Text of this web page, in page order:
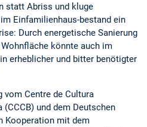
statt Abriss und kluge
Einfamilienhaus-bestand ein
Durch energetische Sanierung
könnte auch im
erheblicher und bitter benötigter
vom Centre de Cultura
und dem Deutschen
Kooperation mit dem